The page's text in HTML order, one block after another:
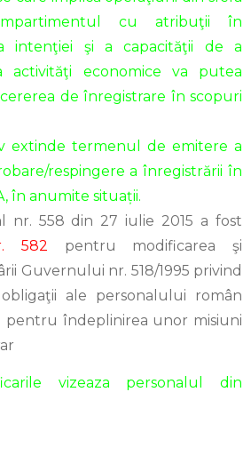
cu atribuţii în
intenţiei şi a capacităţii de a
activităţi economice va putea
de înregistrare în scopuri
extinde termenul de emitere a
respingere a înregistrării în
în anumite situații.
nr. 558 din 27 iulie 2015 a fost
582
pentru modificarea şi
Guvernului nr. 518/1995 privind
ale personalului român
pentru îndeplinirea unor misiuni
vizeaza personalul din